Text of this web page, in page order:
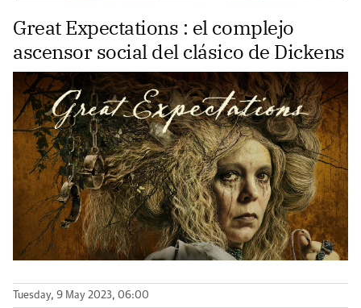
Great Expectations : el complejo
ascensor social del clásico de Dickens
Tuesday, 9 May 2023, 06:00